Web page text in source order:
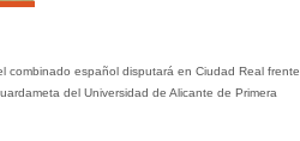
combinado español disputará en Ciudad Real frente
del Universidad de Alicante de Primera